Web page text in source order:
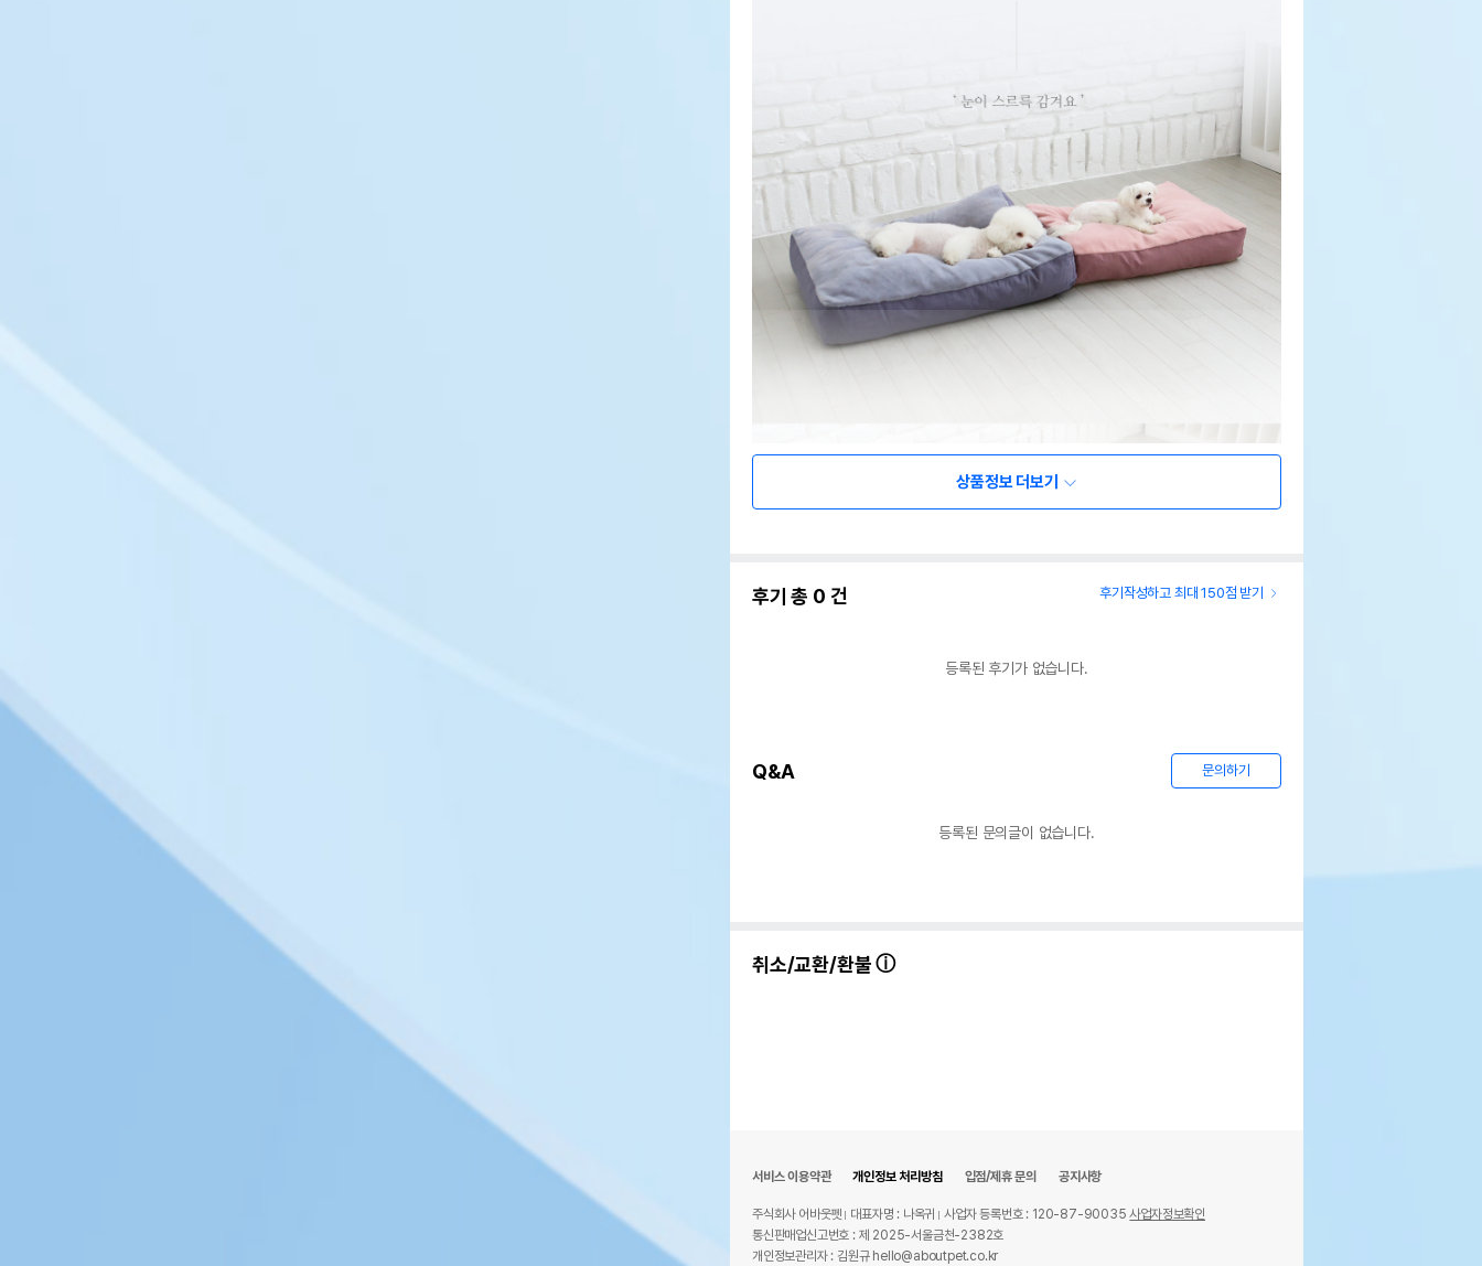
상품정보 더보기
후기 총 0 건 후기작성하고 최대 150점 받기
등록된 후기가 없습니다.
Q&A 문의하기
등록된 문의글이 없습니다.
취소/교환/환불
서비스 이용약관 개인정보 처리방침 입점/제휴 문의 공지사항
주식회사 어바웃펫 대표자명 : 나옥귀 사업자 등록번호 : 120-87-90035사업자정보확인
통신판매업신고번호 : 제 2025-서울금천-2382호
개인정보관리자 : 김원규 hello@aboutpet.co.kr